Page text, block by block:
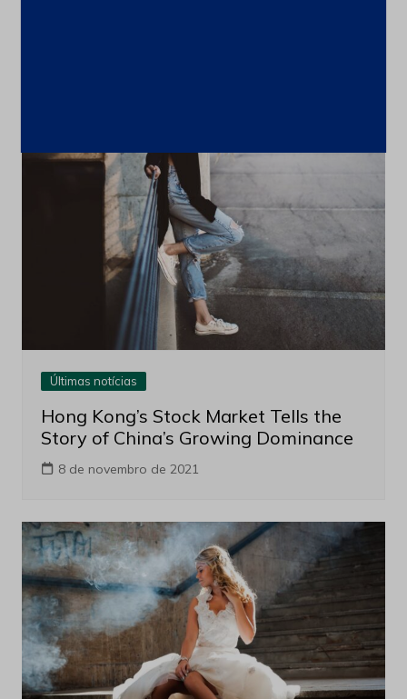
Últimas notícias
Hong Kong’s Stock Market Tells the
Story of China’s Growing Dominance
8 de novembro de 2021